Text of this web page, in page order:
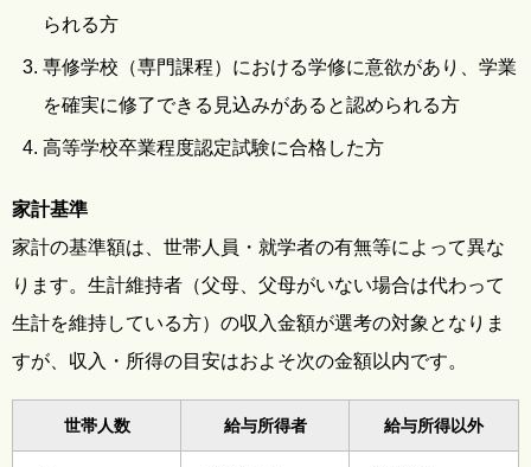
られる方
専修学校（専門課程）における学修に意欲があり、学業
を確実に修了できる見込みがあると認められる方
高等学校卒業程度認定試験に合格した方
家計基準
家計の基準額は、世帯人員・就学者の有無等によって異な
ります。生計維持者（父母、父母がいない場合は代わって
生計を維持している方）の収入金額が選考の対象となりま
すが、収入・所得の目安はおよそ次の金額以内です。
世帯人数 給与所得者 給与所得以外